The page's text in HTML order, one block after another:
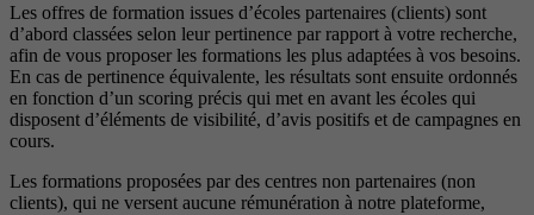
Les offres de formation issues d’écoles partenaires (clients) sont
d’abord classées selon leur pertinence par rapport à votre recherche,
afin de vous proposer les formations les plus adaptées à vos besoins.
En cas de pertinence équivalente, les résultats sont ensuite ordonnés
en fonction d’un scoring précis qui met en avant les écoles qui
disposent d’éléments de visibilité, d’avis positifs et de campagnes en
cours.
Les formations proposées par des centres non partenaires (non
clients), qui ne versent aucune rémunération à notre plateforme,